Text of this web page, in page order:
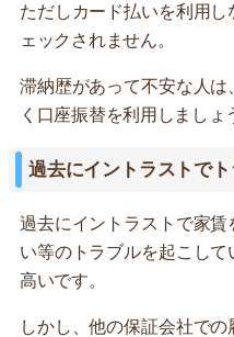
ただしカード払いを利用
ェックされません。
滞納歴があって不安な人
く口座振替を利用しましょ
過去にイントラストで
過去にイントラストで家
い等のトラブルを起こし
高いです。
しかし、他の保証会社で